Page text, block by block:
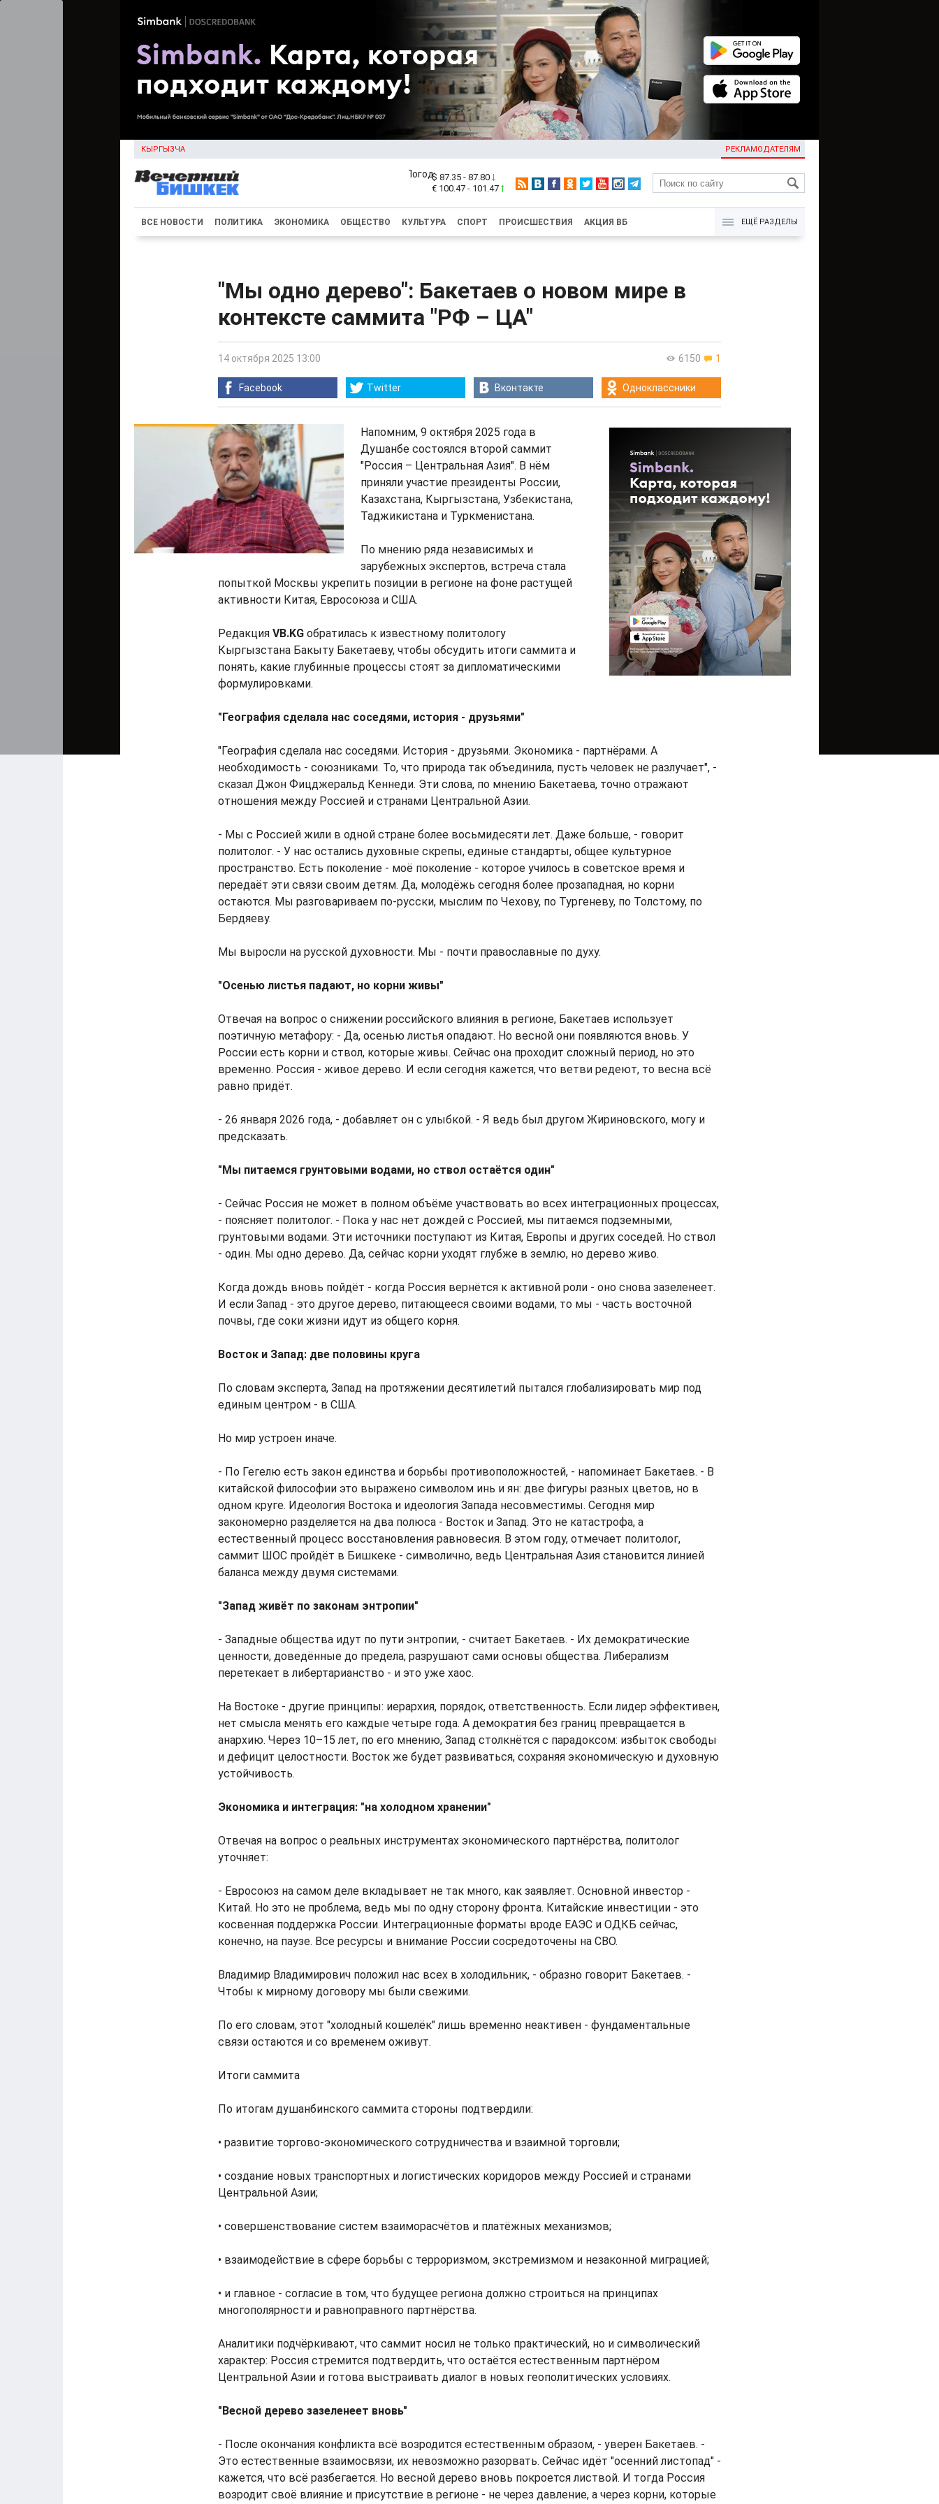
КЫРГЫЗЧА РЕКЛАМОДАТЕЛЯМ
KG
$ 87.35 - 87.80
€ 100.47 - 101.47
ВСЕ НОВОСТИ ПОЛИТИКА ЭКОНОМИКА ОБЩЕСТВО КУЛЬТУРА СПОРТ ПРОИСШЕСТВИЯ АКЦИЯ ВБ ЕЩЁ РАЗДЕЛЫ
"Мы одно дерево": Бакетаев о новом мире в
контексте саммита "РФ – ЦА"
6150 1
14 октября 2025 13:00
Facebook Twitter Вконтакте Одноклассники
Напомним, 9 октября 2025 года в
Душанбе состоялся второй саммит
"Россия – Центральная Азия". В нём
приняли участие президенты России,
Казахстана, Кыргызстана, Узбекистана,
Таджикистана и Туркменистана.
По мнению ряда независимых и
зарубежных экспертов, встреча стала
попыткой Москвы укрепить позиции в регионе на фоне растущей
активности Китая, Евросоюза и США.
Редакция VB.KG обратилась к известному политологу
Кыргызстана Бакыту Бакетаеву, чтобы обсудить итоги саммита и
понять, какие глубинные процессы стоят за дипломатическими
формулировками.
"География сделала нас соседями, история - друзьями"
"География сделала нас соседями. История - друзьями. Экономика - партнёрами. А
необходимость - союзниками. То, что природа так объединила, пусть человек не разлучает", -
сказал Джон Фицджеральд Кеннеди. Эти слова, по мнению Бакетаева, точно отражают
отношения между Россией и странами Центральной Азии.
- Мы с Россией жили в одной стране более восьмидесяти лет. Даже больше, - говорит
политолог. - У нас остались духовные скрепы, единые стандарты, общее культурное
пространство. Есть поколение - моё поколение - которое училось в советское время и
передаёт эти связи своим детям. Да, молодёжь сегодня более прозападная, но корни
остаются. Мы разговариваем по-русски, мыслим по Чехову, по Тургеневу, по Толстому, по
Бердяеву.
Мы выросли на русской духовности. Мы - почти православные по духу.
"Осенью листья падают, но корни живы"
Отвечая на вопрос о снижении российского влияния в регионе, Бакетаев использует
поэтичную метафору: - Да, осенью листья опадают. Но весной они появляются вновь. У
России есть корни и ствол, которые живы. Сейчас она проходит сложный период, но это
временно. Россия - живое дерево. И если сегодня кажется, что ветви редеют, то весна всё
равно придёт.
- 26 января 2026 года, - добавляет он с улыбкой. - Я ведь был другом Жириновского, могу и
предсказать.
"Мы питаемся грунтовыми водами, но ствол остаётся один"
- Сейчас Россия не может в полном объёме участвовать во всех интеграционных процессах,
- поясняет политолог. - Пока у нас нет дождей с Россией, мы питаемся подземными,
грунтовыми водами. Эти источники поступают из Китая, Европы и других соседей. Но ствол
- один. Мы одно дерево. Да, сейчас корни уходят глубже в землю, но дерево живо.
Когда дождь вновь пойдёт - когда Россия вернётся к активной роли - оно снова зазеленеет.
И если Запад - это другое дерево, питающееся своими водами, то мы - часть восточной
почвы, где соки жизни идут из общего корня.
Восток и Запад: две половины круга
По словам эксперта, Запад на протяжении десятилетий пытался глобализировать мир под
единым центром - в США.
Но мир устроен иначе.
- По Гегелю есть закон единства и борьбы противоположностей, - напоминает Бакетаев. - В
китайской философии это выражено символом инь и ян: две фигуры разных цветов, но в
одном круге. Идеология Востока и идеология Запада несовместимы. Сегодня мир
закономерно разделяется на два полюса - Восток и Запад. Это не катастрофа, а
естественный процесс восстановления равновесия. В этом году, отмечает политолог,
саммит ШОС пройдёт в Бишкеке - символично, ведь Центральная Азия становится линией
баланса между двумя системами.
"Запад живёт по законам энтропии"
- Западные общества идут по пути энтропии, - считает Бакетаев. - Их демократические
ценности, доведённые до предела, разрушают сами основы общества. Либерализм
перетекает в либертарианство - и это уже хаос.
На Востоке - другие принципы: иерархия, порядок, ответственность. Если лидер эффективен,
нет смысла менять его каждые четыре года. А демократия без границ превращается в
анархию. Через 10–15 лет, по его мнению, Запад столкнётся с парадоксом: избыток свободы
и дефицит целостности. Восток же будет развиваться, сохраняя экономическую и духовную
устойчивость.
Экономика и интеграция: "на холодном хранении"
Отвечая на вопрос о реальных инструментах экономического партнёрства, политолог
уточняет:
- Евросоюз на самом деле вкладывает не так много, как заявляет. Основной инвестор -
Китай. Но это не проблема, ведь мы по одну сторону фронта. Китайские инвестиции - это
косвенная поддержка России. Интеграционные форматы вроде ЕАЭС и ОДКБ сейчас,
конечно, на паузе. Все ресурсы и внимание России сосредоточены на СВО.
Владимир Владимирович положил нас всех в холодильник, - образно говорит Бакетаев. -
Чтобы к мирному договору мы были свежими.
По его словам, этот "холодный кошелёк" лишь временно неактивен - фундаментальные
связи остаются и со временем оживут.
Итоги саммита
По итогам душанбинского саммита стороны подтвердили:
• развитие торгово-экономического сотрудничества и взаимной торговли;
• создание новых транспортных и логистических коридоров между Россией и странами
Центральной Азии;
• совершенствование систем взаиморасчётов и платёжных механизмов;
• взаимодействие в сфере борьбы с терроризмом, экстремизмом и незаконной миграцией;
• и главное - согласие в том, что будущее региона должно строиться на принципах
многополярности и равноправного партнёрства.
Аналитики подчёркивают, что саммит носил не только практический, но и символический
характер: Россия стремится подтвердить, что остаётся естественным партнёром
Центральной Азии и готова выстраивать диалог в новых геополитических условиях.
"Весной дерево зазеленеет вновь"
- После окончания конфликта всё возродится естественным образом, - уверен Бакетаев. -
Это естественные взаимосвязи, их невозможно разорвать. Сейчас идёт "осенний листопад" -
кажется, что всё разбегается. Но весной дерево вновь покроется листвой. И тогда Россия
возродит своё влияние и присутствие в регионе - не через давление, а через корни, которые